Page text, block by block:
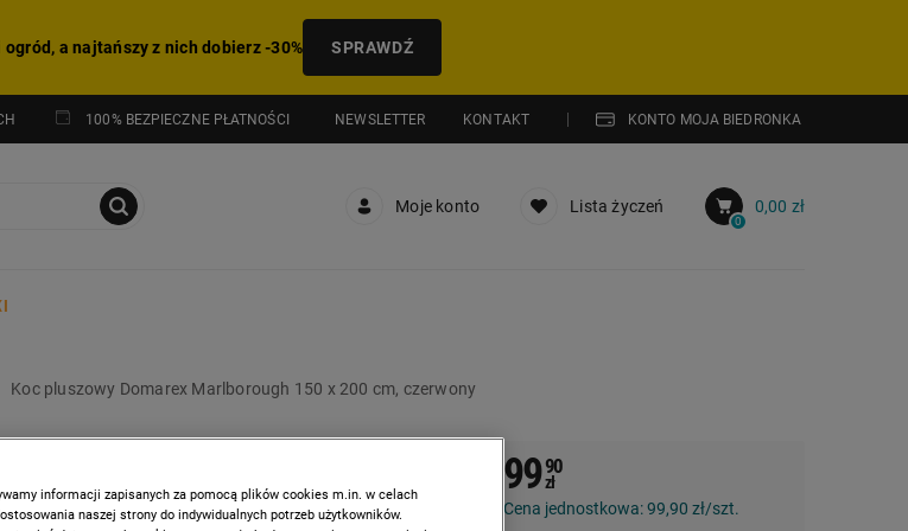
a najtańszy z nich dobierz -30% SPRAWDŹ
100% BEZPIECZNE PŁATNOŚCI NEWSLETTER KONTAKT KONTO MOJA BIEDRONKA
Moje konto Lista życzeń
0
0,00 zł
Koc pluszowy Domarex Marlborough 150 x 200 cm, czerwony
Domarex
9990
zł
Cena jednostkowa:99,90 zł/szt.
informacji zapisanych za pomocą plików cookies m.in. w celach
naszej strony do indywidualnych potrzeb użytkowników.